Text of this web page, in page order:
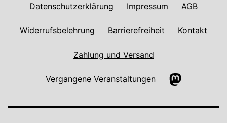
Datenschutzerklärung Impressum AGB
Widerrufsbelehrung Barrierefreiheit Kontakt
Zahlung und Versand
Vergangene Veranstaltungen Mastodon